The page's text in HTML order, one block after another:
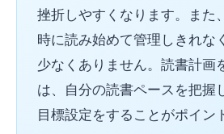
挫折しやすくなります。また
時に読み始めて管理しきれな
少なくありません。読書計画
は、自分の読書ペースを把握
目標設定をすることがポイン